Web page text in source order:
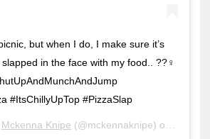
but when I do, I make sure it’s
in the face with my food.. ??‍♀️
#ItsChillyUpTop #PizzaSlap
Mckenna Knipe (@mckennaknipe) on